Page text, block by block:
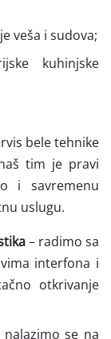
veša i sudova;
kuhinjske
bele tehnike
tim je pravi
i savremenu
uslugu.
– radimo sa
interfona i
otkrivanje
nalazimo se na